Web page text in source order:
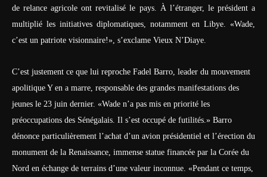
de relance agricole ont revitalisé le pays. À l’étranger, le président a
multiplié les initiatives diplomatiques, notamment en Libye. «Wade,
c’est un patriote visionnaire!», s’exclame Vieux N’Diaye.
C’est justement ce que lui reproche Fadel Barro, leader du mouvement
apolitique Y en a marre, responsable des grandes manifestations des
jeunes le 23 juin dernier. «Wade n’a pas mis en priorité les
préoccupations des Sénégalais. Il s’est occupé de futilités.» Barro
dénonce particulièrement l’achat d’un avion présidentiel et l’érection du
monument de la Renaissance, immense statue financée par la Corée du
Nord en échange de terrains d’une valeur inconnue. «Pendant ce temps,